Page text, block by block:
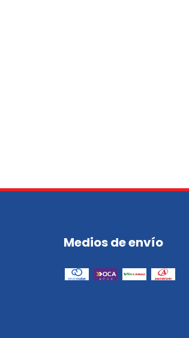
Medios de envío